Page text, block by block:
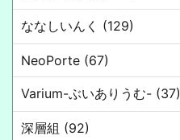
ななしいんく (129)
NeoPorte (67)
Varium-ぶいありうむ- (37)
深層組 (92)